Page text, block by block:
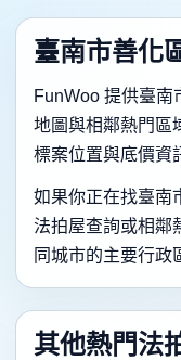
臺南市善化
FunWoo 提供臺南
地圖與相鄰熱門區
標案位置與底價資
如果你正在找臺南
法拍屋查詢或相鄰
同城市的主要行政
其他熱門法